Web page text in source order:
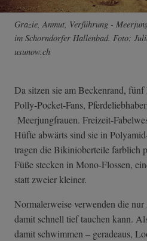
Grazie, Anmut, Verführung -
im Schorndorfer Hallenbad. Foto:
usunow.ch
Da sitzen sie am Beckenrand,
Polly-Pocket-Fans,
Meerjungfrauen. Freizeit-
Hüfte abwärts sind sie in
tragen die Bikinioberteile farblich
Füße stecken in Mono-Flossen,
statt zweier kleiner.
Normalerweise verwenden die
damit schnell tief tauchen kann.
damit schwimmen – geradeaus,